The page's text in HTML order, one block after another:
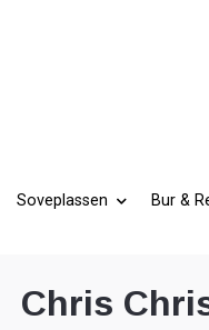
Soveplassen Bur &
Chris